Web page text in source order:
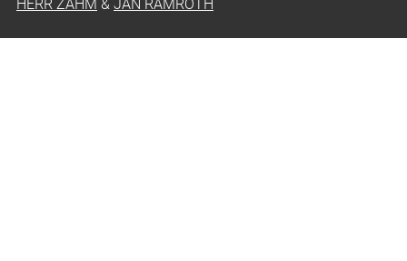
HERR ZAHM & JAN RAMROTH